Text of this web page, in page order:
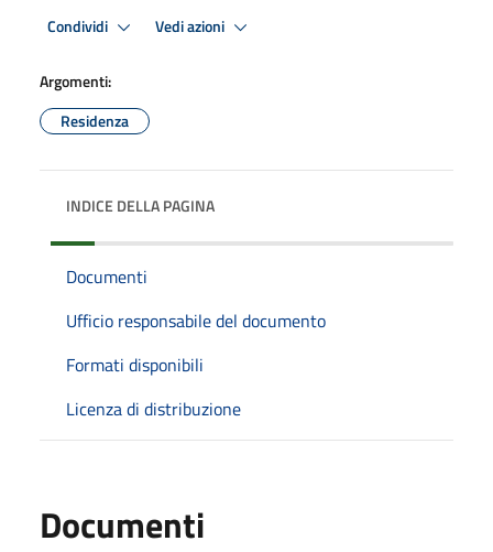
Condividi Vedi azioni
Argomenti:
Residenza
INDICE DELLA PAGINA
Documenti
Ufficio responsabile del documento
Formati disponibili
Licenza di distribuzione
Documenti